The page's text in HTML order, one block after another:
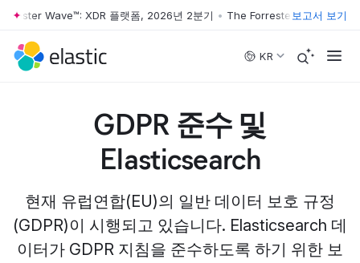
Skip to main content
Wave™: XDR 플랫폼, 2026년 2분기 • The Forrester Wave™: XDR
보고서 보기
KR
GDPR 준수 및
Elasticsearch
현재 유럽연합(EU)의 일반 데이터 보호 규정
(GDPR)이 시행되고 있습니다. Elasticsearch 데
이터가 GDPR 지침을 준수하도록 하기 위한 보